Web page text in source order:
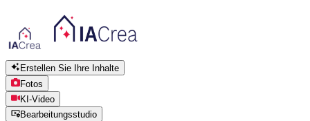
Erstellen Sie Ihre Inhalte
Fotos
KI-Video
Bearbeitungsstudio